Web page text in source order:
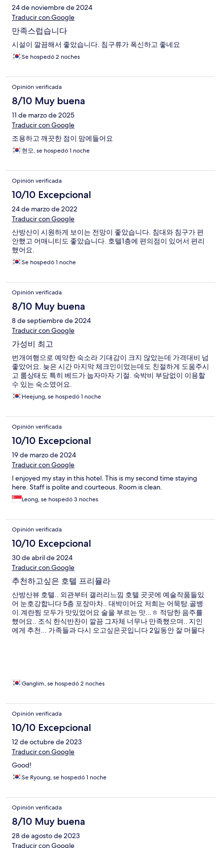
24 de noviembre de 2024
Traducir con Google
만족스럽습니다
시설이 깔끔해서 좋았습니다. 침구류가 폭신하고 좋네요
Se hospedó 2 noches
Opinión verificada
8/10 Muy buena
11 de marzo de 2025
Traducir con Google
조용하고 깨끗한 점이 맘에들어요
현모, se hospedó 1 noche
Opinión verificada
10/10 Excepcional
24 de marzo de 2022
Traducir con Google
산방산이 시원하게 보이는 전망이 좋았습니다. 침대와 침구가 편
안했고 어매니티도 좋았습니다. 호텔1층에 편의점이 있어서 편리
했어요.
Se hospedó 1 noche
Opinión verificada
8/10 Muy buena
8 de septiembre de 2024
Traducir con Google
가성비 최고
번개여행으로 예약한 숙소라 기대감이 크지 않았는데 가격대비 넘
좋았어요. 늦은 시간 마지막 체크인이었는데도 친절하게 도움주시
고 룸상태도 특히 베드가 눕자마자 기절. 숙박비 부담없이 이용할
수 있는 숙소였어요.
Heejung, se hospedó 1 noche
Opinión verificada
10/10 Excepcional
19 de marzo de 2024
Traducir con Google
I enjoyed my stay in this hotel. This is my second time staying
here. Staff is polite and courteous. Room is clean.
Leong, se hospedó 3 noches
Opinión verificada
10/10 Excepcional
30 de abril de 2024
Traducir con Google
추천하고싶은 호텔 프리뮬라
산방산뷰 호텔.. 외관부터 갤러리느낌 호텔 곳곳에 예술작품들있
어 눈호강합니다 5층 포장마차.. 대박이어요 저희는 어묵탕.골뱅
이.계란찜 모두가 맛있었어요 술을 부르는 맛...ㅎ 적당한 음주를
했어요.. 조식 한식반찬이 깔끔 그자체 너무나 만족했으며.. 지인
에게 추천... 가족들과 다시 오고싶은곳입니다 2일동안 잘 머물다
Ganglim, se hospedó 2 noches
Opinión verificada
10/10 Excepcional
12 de octubre de 2023
Traducir con Google
Good!
Se Ryoung, se hospedó 1 noche
Opinión verificada
8/10 Muy buena
28 de agosto de 2023
Traducir con Google